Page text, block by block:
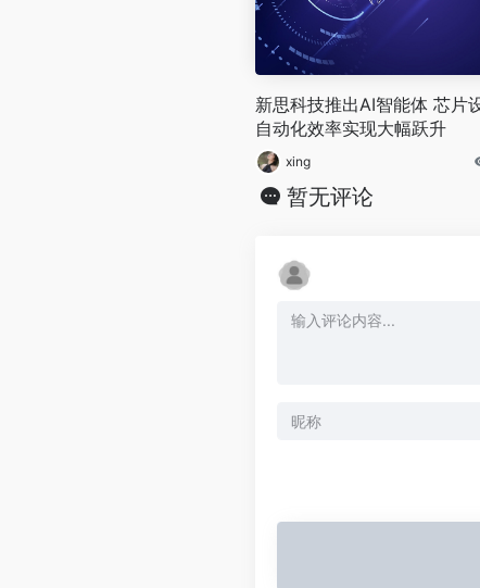
新思科技推出AI智能体 芯片
自动化效率实现大幅跃升
xing
暂无评论